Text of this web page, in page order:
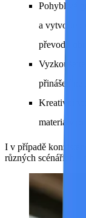
Pohyblivé
a vytvořte
převodu
přinášejí
Kreativní
materiály
I v případě
různých scénářích –